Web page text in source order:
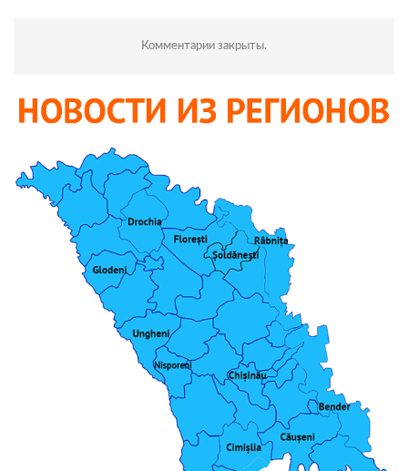
Комментарии закрыты.